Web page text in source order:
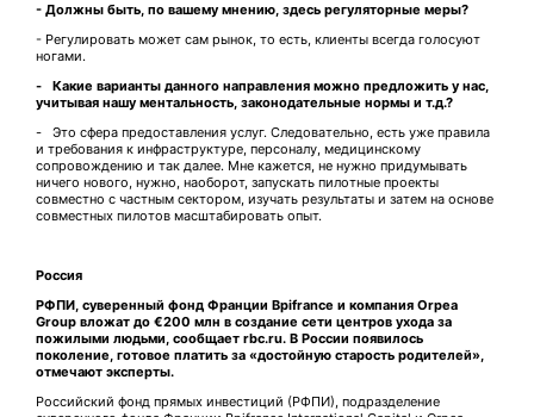
- Должны быть, по вашему мнению, здесь регуляторные меры?
- Регулировать может сам рынок, то есть, клиенты всегда голосуют
ногами.
- Какие варианты данного направления можно предложить у нас,
учитывая нашу ментальность, законодательные нормы и т.д.?
- Это сфера предоставления услуг. Следовательно, есть уже правила
и требования к инфраструктуре, персоналу, медицинскому
сопровождению и так далее. Мне кажется, не нужно придумывать
ничего нового, нужно, наоборот, запускать пилотные проекты
совместно с частным сектором, изучать результаты и затем на основе
совместных пилотов масштабировать опыт.
Россия
РФПИ, суверенный фонд Франции Bpifrance и компания Orpea
Group вложат до €200 млн в создание сети центров ухода за
пожилыми людьми, сообщает rbc.ru. В России появилось
поколение, готовое платить за «достойную старость родителей»,
отмечают эксперты.
Российский фонд прямых инвестиций (РФПИ), подразделение